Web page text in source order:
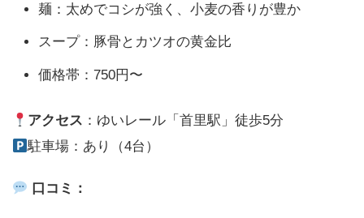
麺：太めでコシが強く、小麦の香りが豊か
スープ：豚骨とカツオの黄金比
価格帯：750円〜
アクセス ：ゆいレール「首里駅」徒歩5分
駐車場：あり（4台）
口コミ：